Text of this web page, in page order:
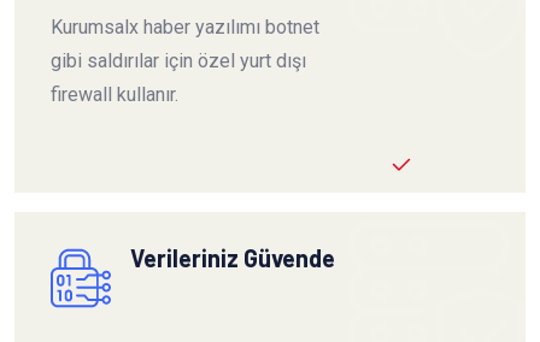
Kurumsalx haber yazılımı botnet
gibi saldırılar için özel yurt dışı
firewall kullanır.
Verileriniz Güvende